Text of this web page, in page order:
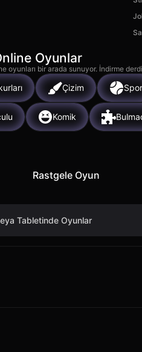
Oyunlar
bir arada sunuyor. İndirme
Çizim Spor
Komik
Rastgele Oyun
Tabletinde Oyunlar